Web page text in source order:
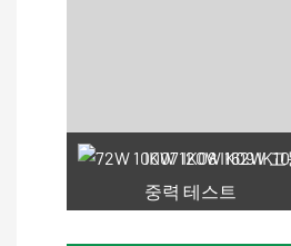
IK07 IK08 IK09 IK10
중력 테스트